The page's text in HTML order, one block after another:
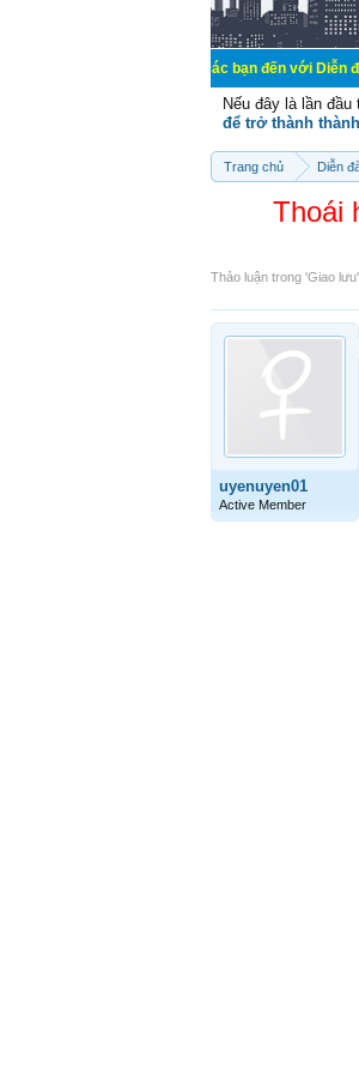
Chào mừng các bạn đến với Diễn đàn Cơ
Nếu đây là lần
để trở thành
Trang chủ Diễn
Thoái
Thảo luận trong 'Giao lưu
uyenuyen01
Active Member